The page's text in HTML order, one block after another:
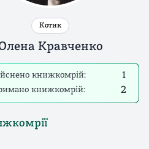
Котик
Кравченко
книжкомрій: 1
книжкомрій: 2